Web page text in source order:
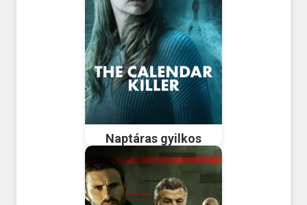
Naptáras gyilkos